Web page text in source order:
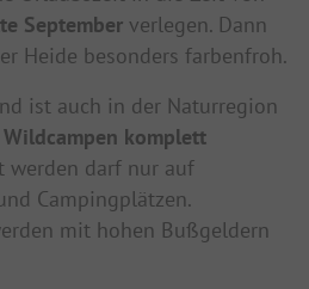
September verlegen. Dann
Heide besonders farbenfroh.
ist auch in der Naturregion
Wildcampen komplett
werden darf nur auf
Campingplätzen.
mit hohen Bußgeldern